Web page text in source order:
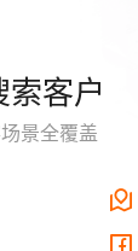
索客户
景全覆盖